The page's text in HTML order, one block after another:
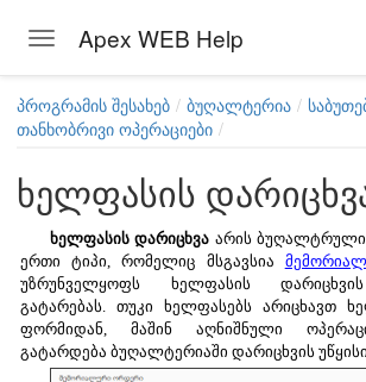
Toggle navigation
Apex WEB Help
პროგრამის შესახებ ბუღალტერია
თანხობრივი ოპერაციები
ხელფასის
ხელფასის დარიცხვა არის ბუღალტრული
ერთი ტიპი, რომელიც მსგავსია
უზრუნველყოფს ხელფასის
გატარებას. თუკი ხელფასებს არიცხავთ
ფორმიდან, მაშინ აღნიშნული
გატარდება ბუღალტერიაში დარიცხვის